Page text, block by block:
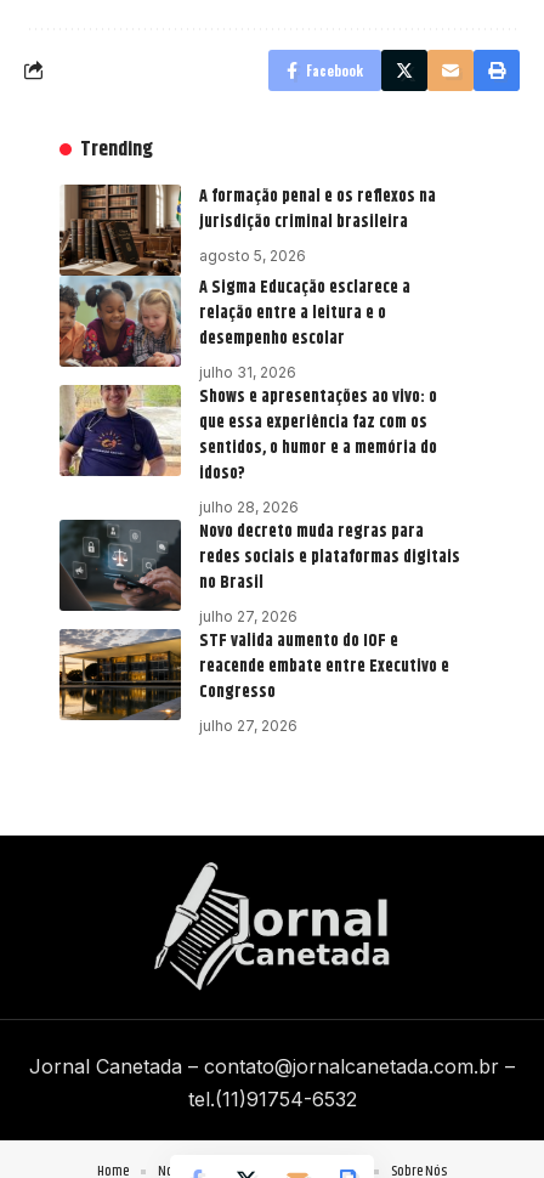
Facebook
Trending
A formação penal e os reflexos na
jurisdição criminal brasileira
agosto 5, 2026
A Sigma Educação esclarece a
relação entre a leitura e o
desempenho escolar
julho 31, 2026
Shows e apresentações ao vivo: o
que essa experiência faz com os
sentidos, o humor e a memória do
idoso?
julho 28, 2026
Novo decreto muda regras para
redes sociais e plataformas digitais
no Brasil
julho 27, 2026
STF valida aumento do IOF e
reacende embate entre Executivo e
Congresso
julho 27, 2026
Jornal Canetada – contato@jornalcanetada.com.br –
tel.(11)91754-6532
Home Notícias Quem Faz Contato Sobre Nós